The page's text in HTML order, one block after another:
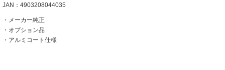
JAN：4903208044035
・メーカー純正
・オプション品
・アルミコート仕様